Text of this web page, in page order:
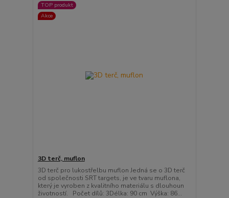
TOP produkt
Akce
3D terč, muflon
3D terč pro lukostřelbu muflon Jedná se o 3D terč
od společnosti SRT targets, je ve tvaru muflona,
který je vyroben z kvalitního materiálu s dlouhoun
životností. Počet dílů: 3Délka: 90 cm Výška: 86...